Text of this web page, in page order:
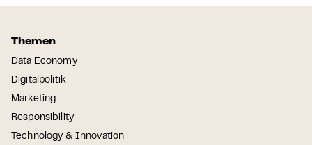
Themen
Data Economy
Digitalpolitik
Marketing
Responsibility
Technology & Innovation